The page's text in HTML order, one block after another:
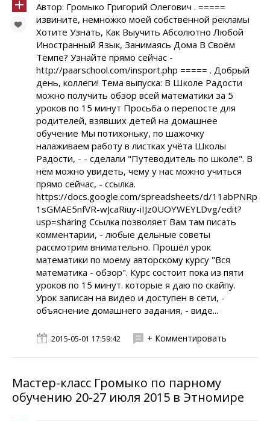
Автор: Громыко Григорий Олегович . =====
извините, немножко моей собственной рекламы
Хотите Узнать, Как Выучить Абсолютно Любой
Иностранный Язык, Занимаясь Дома В Своём
Темпе? Узнайте прямо сейчас -
http://paarschool.com/insport.php ===== . Добрый
день, коллеги! Тема выпуска: В Школе Радости
можно получить обзор всей математики за 5
уроков по 15 минут Просьба о перепосте для
родителей, взявших детей на домашнее
обучение Мы потихоньку, по шажочку
налаживаем работу в листках учёта Школы
Радости, - - сделали "Путеводитель по школе". В
нём можно увидеть, чему у нас можно учиться
прямо сейчас, - ссылка.
https://docs.google.com/spreadsheets/d/11abPNRp
1sGMAE5nfVR-wJcaRiuy-iIJz0UOYWEYLDvg/edit?
usp=sharing Ссылка позволяет Вам там писать
комментарии, - любые дельные советы
рассмотрим внимательно. Прошёл урок
математики по моему авторскому курсу "Вся
математика - обзор". Курс состоит пока из пяти
уроков по 15 минут. которые я даю по скайпу.
Урок записан на видео и доступен в сети, -
объяснение домашнего задания, - виде...
2015-05-01 17:59:42 + Комментировать
Мастер-класс Громыко по парному
обучению 20-27 июля 2015 в Этномире